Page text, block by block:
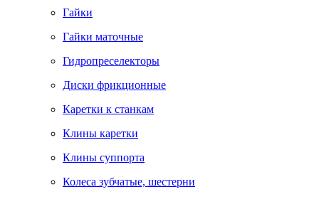
Гайки
Гайки маточные
Гидропреселекторы
Диски фрикционные
Каретки к станкам
Клины каретки
Клины суппорта
Колеса зубчатые, шестерни